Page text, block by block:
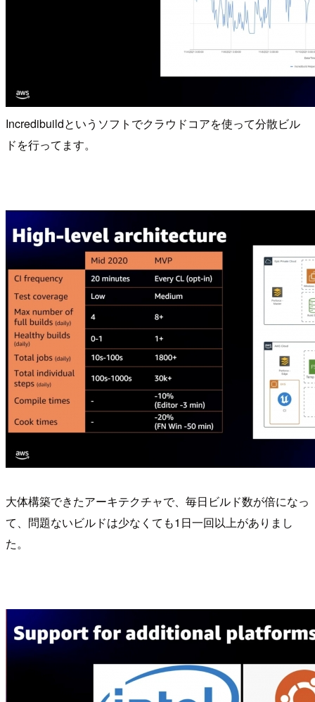
Incredibuildというソフトでクラウドコアを使って分散ビル
ドを行ってます。
大体構築できたアーキテクチャで、毎日ビルド数が倍になっ
て、問題ないビルドは少なくても1日一回以上がありまし
た。